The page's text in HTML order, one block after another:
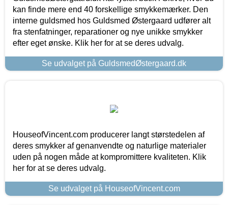
kan finde mere end 40 forskellige smykkemærker. Den
interne guldsmed hos Guldsmed Østergaard udfører alt
fra stenfatninger, reparationer og nye unikke smykker
efter eget ønske. Klik her for at se deres udvalg.
Se udvalget på GuldsmedØstergaard.dk
HouseofVincent.com producerer langt størstedelen af
deres smykker af genanvendte og naturlige materialer
uden på nogen måde at kompromittere kvaliteten. Klik
her for at se deres udvalg.
Se udvalget på HouseofVincent.com